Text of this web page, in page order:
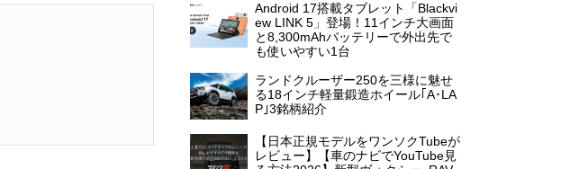
Android 17搭載タブレット「Blackvi
ew LINK 5」登場！11インチ大画面
と8,300mAhバッテリーで外出先で
も使いやすい1台
ランドクルーザー250を三様に魅せ
る18インチ軽量鍛造ホイール｢A･LA
P｣3銘柄紹介
【日本正規モデルをワンソクTubeが
レビュー】【車のナビでYouTube見